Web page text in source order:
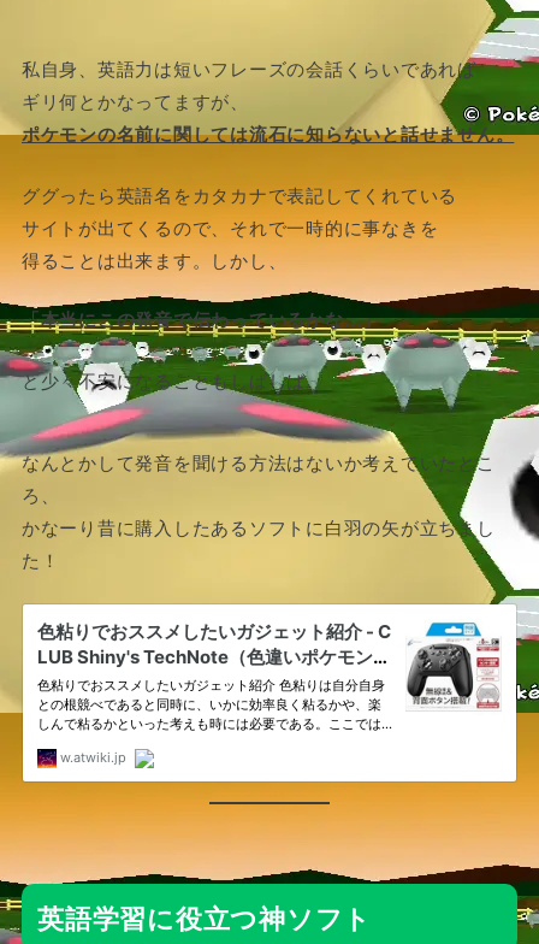
私自身、英語力は短いフレーズの会話くらいであれば
ギリ何とかなってますが、
ポケモンの名前に関しては流石に知らないと話せません。
ググったら英語名をカタカナで表記してくれている
サイトが出てくるので、それで一時的に事なきを
得ることは出来ます。しかし、
「本当にこの発音で伝わっているかな…」
と少々不安になることもしばしば。
なんとかして発音を聞ける方法はないか考えていたとこ
ろ、
かなーり昔に購入したあるソフトに白羽の矢が立ちまし
た！
英語学習に役立つ神ソフト